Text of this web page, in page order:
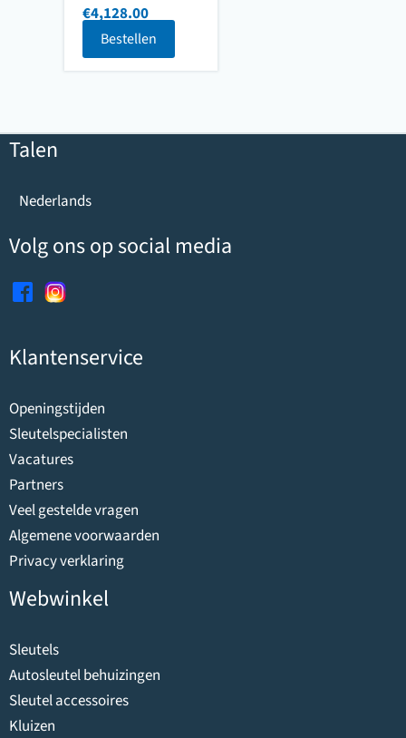
€4,128.00
Bestellen
Talen
Nederlands
Volg ons op social media
Klantenservice
Openingstijden
Sleutelspecialisten
Vacatures
Partners
Veel gestelde vragen
Algemene voorwaarden
Privacy verklaring
Webwinkel
Sleutels
Autosleutel behuizingen
Sleutel accessoires
Kluizen